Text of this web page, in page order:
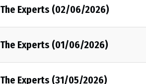
The Experts (02/06/2026)
The Experts (01/06/2026)
The Experts (31/05/2026)